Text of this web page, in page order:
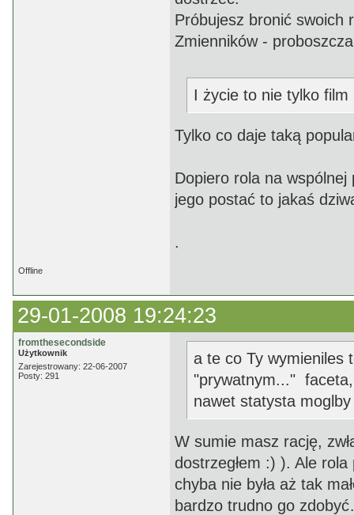
Próbujesz bronić swoich
Zmienników -
I życie to nie tylko film
Tylko co daje taką
Dopiero rola na wspólnej
jego postać to jakaś
.
Offline
29-01-2008 19:24:23
fromthesecondside
Użytkownik
Zarejestrowany: 22-06-2007
Posty: 291
a te co Ty wymieniles
"prywatnym..."
nawet statysta
W sumie masz rację,
dostrzegłem :) ). Ale rola
chyba nie była aż tak
bardzo trudno go